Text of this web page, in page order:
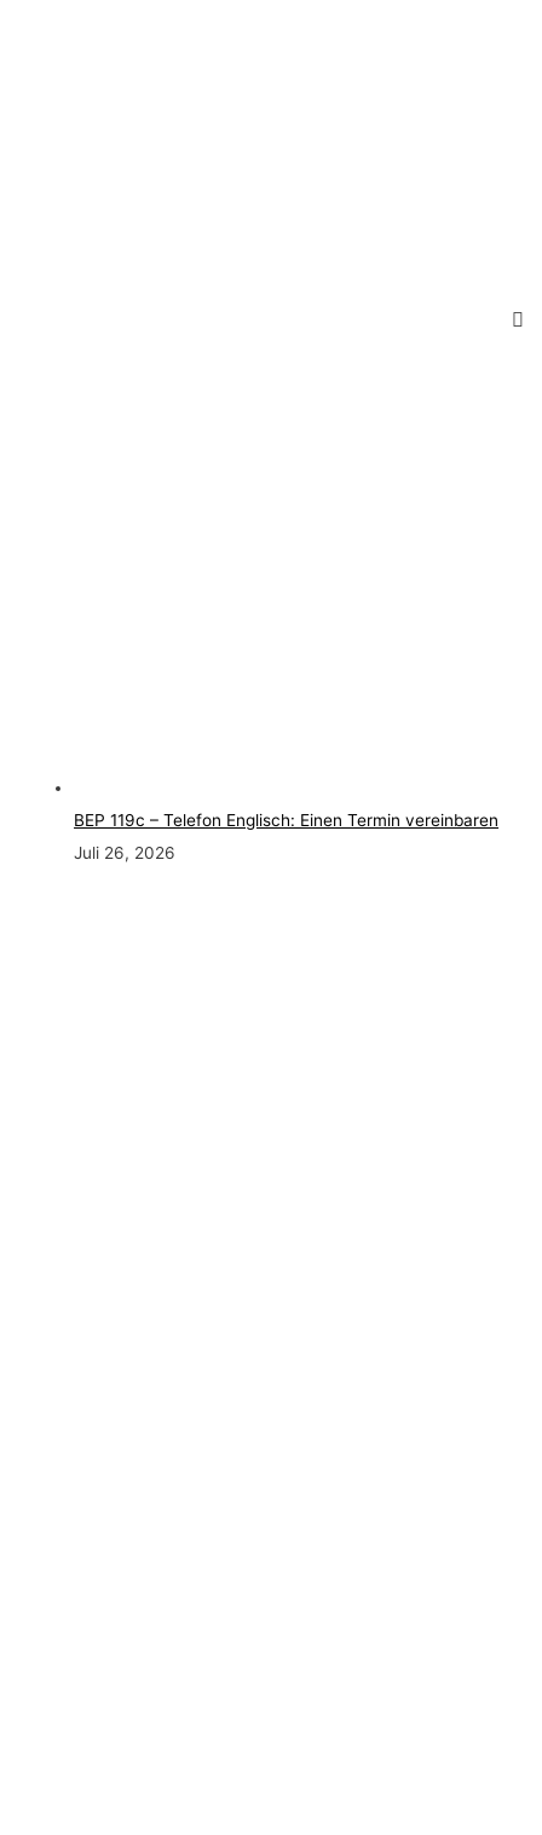
BEP 119c – Telefon Englisch: Einen Termin vereinbaren
Juli 26, 2026